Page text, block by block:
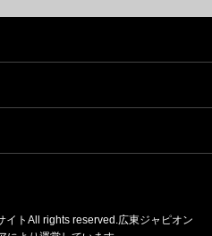
イト All rights reserved.広東ジャピオン